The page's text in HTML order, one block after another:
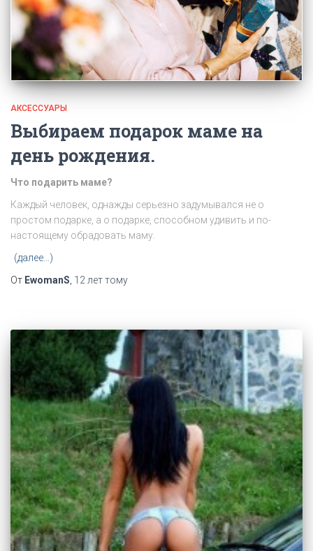
АКСЕССУАРЫ
Выбираем подарок маме на
день рождения.
Что подарить маме?
Каждый человек, однажды серьезно задумывался не о
простом подарке, а о подарке, способном удивить и по-
настоящему обрадовать маму.
(далее…)
От EwomanS, 12 леттому